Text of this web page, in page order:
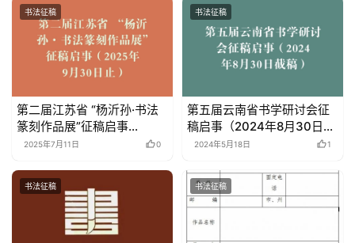
书法征稿
第二届江苏省 “杨沂孙·书法
篆刻作品展”征稿启事
（2025年9月30日止）
2025年7月11日 0
书法征稿
第五届云南省书学研讨会征
稿启事（2024年8月30日截
稿）
2024年5月18日 1
书法征稿 书法征稿